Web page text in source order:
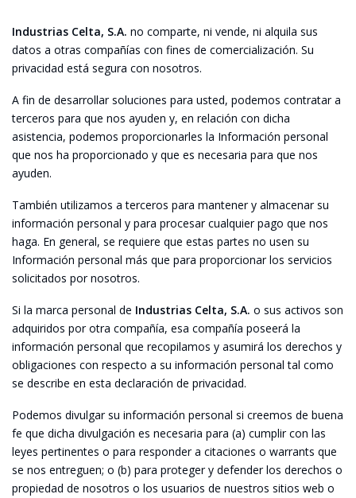
Industrias Celta, S.A. no comparte, ni vende, ni alquila sus
datos a otras compañías con fines de comercialización. Su
privacidad está segura con nosotros.
A fin de desarrollar soluciones para usted, podemos contratar a
terceros para que nos ayuden y, en relación con dicha
asistencia, podemos proporcionarles la Información personal
que nos ha proporcionado y que es necesaria para que nos
ayuden.
También utilizamos a terceros para mantener y almacenar su
información personal y para procesar cualquier pago que nos
haga. En general, se requiere que estas partes no usen su
Información personal más que para proporcionar los servicios
solicitados por nosotros.
Si la marca personal de Industrias Celta, S.A. o sus activos son
adquiridos por otra compañía, esa compañía poseerá la
información personal que recopilamos y asumirá los derechos y
obligaciones con respecto a su información personal tal como
se describe en esta declaración de privacidad.
Podemos divulgar su información personal si creemos de buena
fe que dicha divulgación es necesaria para (a) cumplir con las
leyes pertinentes o para responder a citaciones o warrants que
se nos entreguen; o (b) para proteger y defender los derechos o
propiedad de nosotros o los usuarios de nuestros sitios web o